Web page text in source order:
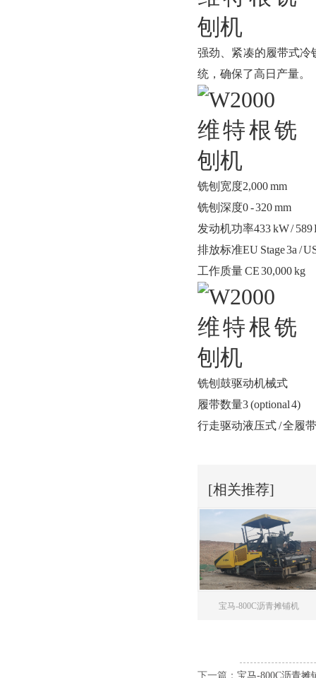
强劲、紧凑的履带式冷
统，确保了高日产量。
铣刨宽度2,000 mm
铣刨深度0 - 320 mm
发动机功率433 kW / 589
排放标准EU Stage 3a /
工作质量 CE 30,000 kg
铣刨鼓驱动机械式
履带数量3 (optional 4)
行走驱动液压式 / 全履带
[相关推荐]
宝马-800C沥青摊铺机
下一篇： 宝马-800C沥青摊